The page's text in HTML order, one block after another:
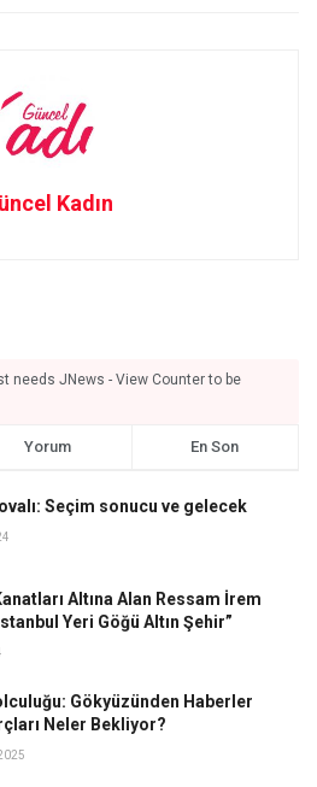
Kadın
needs JNews - View Counter to be
Yorum En Son
Seçim sonucu ve gelecek
Altına Alan Ressam İrem
Yeri Göğü Altın Şehir”
Gökyüzünden Haberler
Neler Bekliyor?